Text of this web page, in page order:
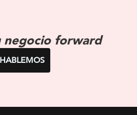
negocio forward
HABLEMOS